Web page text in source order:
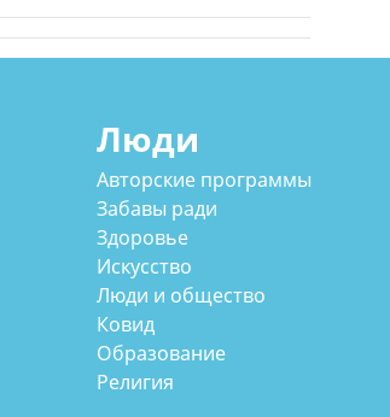
Люди
Авторские программы
Забавы ради
Здоровье
Искусство
Люди и общество
Ковид
Образование
Религия